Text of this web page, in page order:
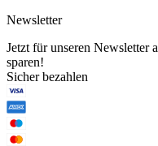
Newsletter
Jetzt für unseren Newsletter
sparen!
Sicher bezahlen